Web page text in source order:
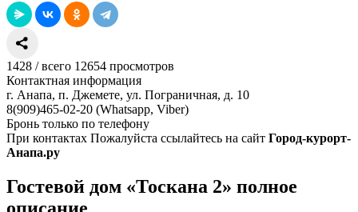
1428 /всего 12654 просмотров
Контактная информация
г. Анапа, п. Джемете, ул. Пограничная, д. 10
8(909)465-02-20 (Whatsapp, Viber)
Бронь только по телефону
При контактах Пожалуйста ссылайтесь на сайт Город-курорт-
Анапа.ру
Гостевой дом «Тоскана 2» полное
описание